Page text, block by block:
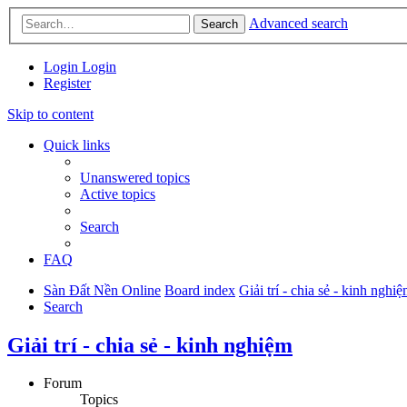
Search Advanced search
Login Login
Register
Skip to content
Quick links
Unanswered topics
Active topics
Search
FAQ
Sàn Đất Nền Online Board index Giải trí - chia sẻ - kinh
Search
Giải trí - chia sẻ - kinh nghiệm
Forum
Topics